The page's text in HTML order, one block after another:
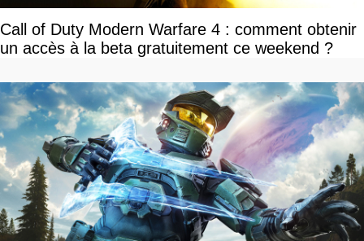
Call of Duty Modern Warfare 4 : comment obtenir
un accès à la beta gratuitement ce weekend ?